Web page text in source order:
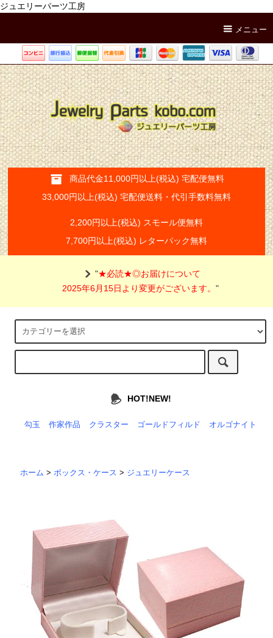
ジュエリーパーツ工房
メニュー
商品代金11,000円以上(税込) 宅配便無料
33,000円以上(税込) 宅配便送料・代引手数料無料
2,200円以上(税込) スモール便無料
7,700円以上(税込) レターパック無料
"★必読★◎お届けについて
2025年6月15日より変更がございます。"
HOT!NEW!
勾玉 作家作品 クラスター ゴールドフィルド オルゴナイト
ホーム >ボックス・ケース > ジュエリーケース